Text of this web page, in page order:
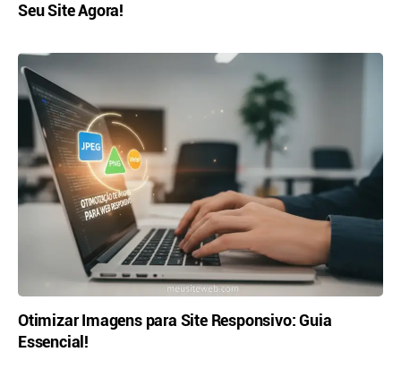
Seu Site Agora!
Otimizar Imagens para Site Responsivo: Guia
Essencial!